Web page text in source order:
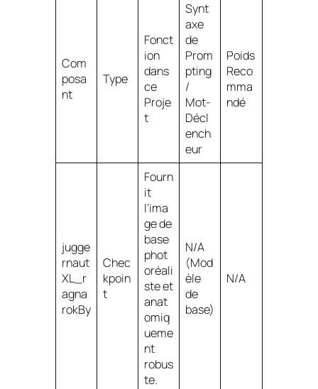
Com
posa
nt
Type
Fonct
ion
dans
ce
Proje
t
Synt
axe
de
Prom
pting
/
Mot-
Décl
ench
eur
Poids
Reco
mma
ndé
jugge
rnaut
XL_r
agna
rokBy
Chec
kpoin
t
Fourn
it
l’ima
ge de
base
phot
oréali
ste et
anat
omiq
ueme
nt
robus
te.
N/A
(Mod
èle
de
base)
N/A